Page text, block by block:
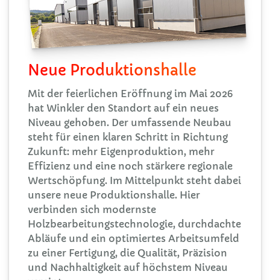
Neue Produktionshalle
Mit der feierlichen Eröffnung im Mai 2026
hat Winkler den Standort auf ein neues
Niveau gehoben. Der umfassende Neubau
steht für einen klaren Schritt in Richtung
Zukunft: mehr Eigenproduktion, mehr
Effizienz und eine noch stärkere regionale
Wertschöpfung. Im Mittelpunkt steht dabei
unsere neue Produktionshalle. Hier
verbinden sich modernste
Holzbearbeitungstechnologie, durchdachte
Abläufe und ein optimiertes Arbeitsumfeld
zu einer Fertigung, die Qualität, Präzision
und Nachhaltigkeit auf höchstem Niveau